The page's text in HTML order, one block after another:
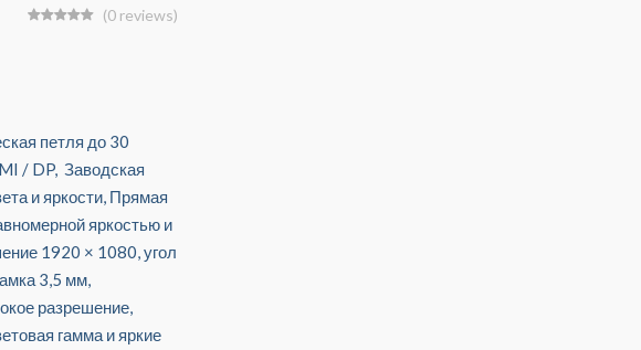
(0 reviews)
петля до 30
/ DP, Заводская
и яркости, Прямая
яркостью и
1920 × 1080, угол
3,5 мм,
разрешение,
гамма и яркие